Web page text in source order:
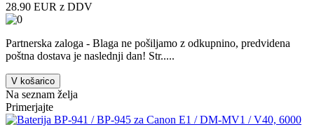
28.90 EUR z DDV
Partnerska zaloga - Blaga ne pošiljamo z odkupnino, predvidena
poštna dostava je naslednji dan! Str.....
V košarico
Na seznam želja
Primerjajte